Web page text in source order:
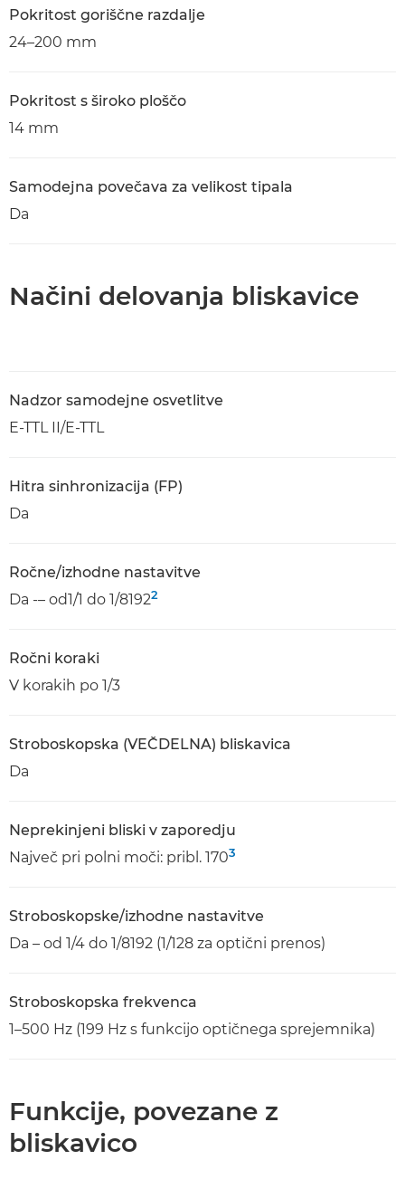
Pokritost goriščne razdalje
24–200 mm
Pokritost s široko ploščo
14 mm
Samodejna povečava za velikost tipala
Da
Načini delovanja bliskavice
Nadzor samodejne osvetlitve
E-TTL II/E-TTL
Hitra sinhronizacija (FP)
Da
Ročne/izhodne nastavitve
Da -– od1/1 do 1/81922
Ročni koraki
V korakih po 1/3
Stroboskopska (VEČDELNA) bliskavica
Da
Neprekinjeni bliski v zaporedju
Največ pri polni moči: pribl. 1703
Stroboskopske/izhodne nastavitve
Da – od 1/4 do 1/8192 (1/128 za optični prenos)
Stroboskopska frekvenca
1–500 Hz (199 Hz s funkcijo optičnega sprejemnika)
Funkcije, povezane z
bliskavico